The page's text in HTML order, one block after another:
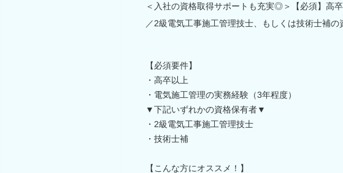
＜入社の資格取得サポートも充実◎＞【必須】高
／2級電気工事施工管理技士、もしくは技術士補の
【必須要件】
・高卒以上
・電気施工管理の実務経験（3年程度）
▼下記いずれかの資格保有者▼
・2級電気工事施工管理技士
・技術士補
【こんな方にオススメ！】